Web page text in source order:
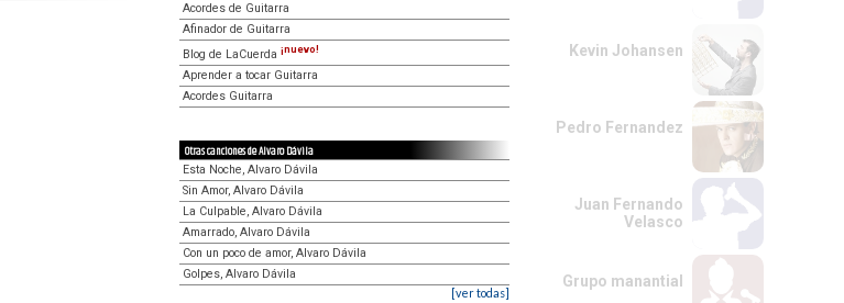
Acordes de Guitarra
Afinador de Guitarra
Blog de LaCuerda ¡nuevo!
Aprender a tocar Guitarra
Acordes Guitarra
Otras canciones de Alvaro Dávila
Esta Noche, Alvaro Dávila
Sin Amor, Alvaro Dávila
La Culpable, Alvaro Dávila
Amarrado, Alvaro Dávila
Con un poco de amor, Alvaro Dávila
Golpes, Alvaro Dávila
[ver todas]
Kevin Johansen
Pedro Fernandez
Juan Fernando
Velasco
Grupo manantial